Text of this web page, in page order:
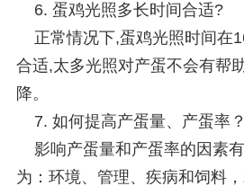
6. 蛋鸡光照多长时间合适?
正常情况下,蛋鸡光照时间在
合适,太多光照对产蛋不会有帮
降。
7. 如何提高产蛋量、产蛋率？
影响产蛋量和产蛋率的因素
为：环境、管理、疾病和饲料